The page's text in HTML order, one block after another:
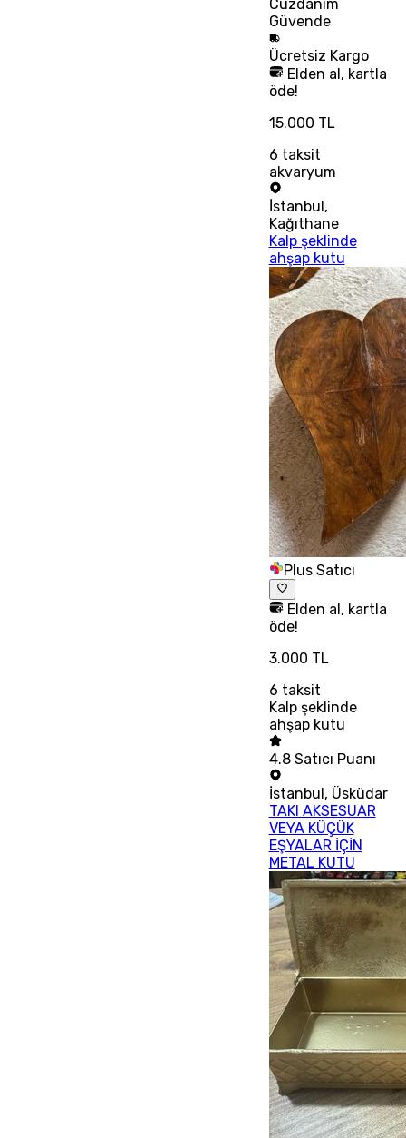
Cüzdanım
Güvende
Ücretsiz Kargo
Elden al, kartla
öde!
15.000 TL
6 taksit
akvaryum
İstanbul ,
Kağıthane
Kalp şeklinde
ahşap kutu
Plus Satıcı
Elden al, kartla
öde!
3.000 TL
6 taksit
Kalp şeklinde
ahşap kutu
4.8 Satıcı Puanı
İstanbul, Üsküdar
TAKI AKSESUAR
VEYA KÜÇÜK
EŞYALAR İÇİN
METAL KUTU